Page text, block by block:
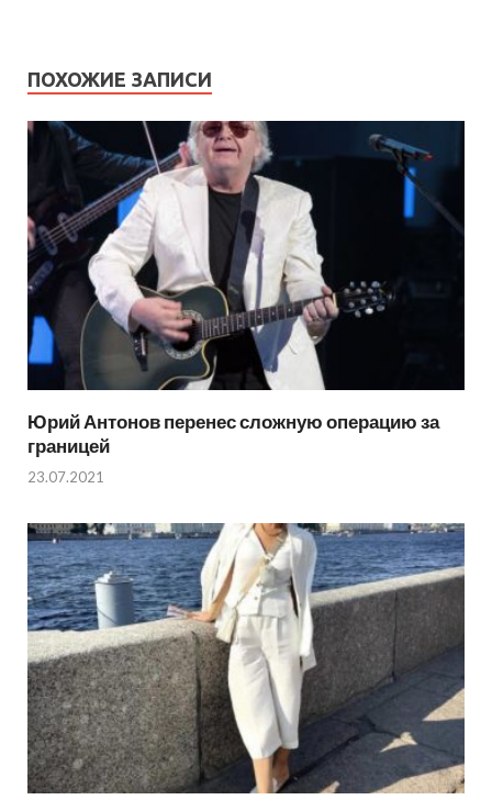
ПОХОЖИЕ ЗАПИСИ
Юрий Антонов перенес сложную операцию за
границей
23.07.2021